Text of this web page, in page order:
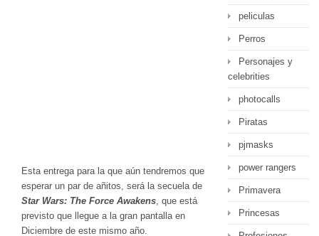
Esta entrega para la que aún tendremos que
esperar un par de añitos, será la secuela de
Star Wars: The Force Awakens , que está
previsto que llegue a la gran pantalla en
Diciembre de este mismo año.
peliculas
Perros
Personajes y
celebrities
photocalls
Piratas
pjmasks
power rangers
Primavera
Princesas